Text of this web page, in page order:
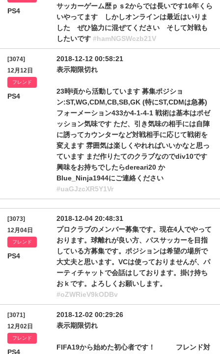
PS4
サッカーゲーム歴ｐｓ2からでは長いです16年くら
いやってます しかしオンラインは最近はいりま
した ぜひ協力に混ぜてください そして対戦も
したいです #hamNGSWczb21V
[3074]
12月12日
フレンド
PS4
2018-12-12 00:58:21
表示期限切れ
23時頃から活動しています 募集ポジショ
ン:ST,WG,CDM,CB,SB,GK (特にST,CDMは急募)
フォーメーション433か4-1-4-1 戦術は基本はポゼ
ッション気味です ただ、引き気味の相手には自陣
に誘ってカウンターなど対戦相手に応じて戦術を
変えます 雰囲気は楽しくやれればいいかなと思っ
ています まだ作りたてのクラブなのでdiv10です
興味をお持ちでしたらdereari20 か
Blue_Ninja1944にご連絡ください
#uaGJzcXR5Y1Vr
[3073]
12月04日
フレンド
PS4
2018-12-04 20:48:31
プロクラブのメンバー募集です。現在4人でやって
おります。球離れが良い方、パスサッカーを目指
している方募集です。ポジションは希望の場所で
大丈夫と思います。VCは使っておりませんが、パ
ーティチャットで会話はしております。掛け持ち
おｋです。よろしくお願いします。
#oZWRieV9kODBv
[3071]
12月02日
フレンド
PS4
2018-12-02 00:29:26
表示期限切れ
FIFA19から始めた初心者です！ フレンド対